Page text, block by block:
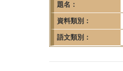
題名：
資料類別：
語文類別：